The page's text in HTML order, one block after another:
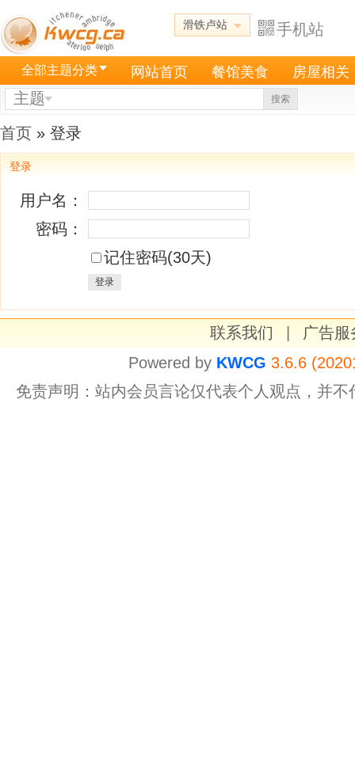
滑铁卢站 手机站
全部主题分类 网站首页 餐馆美食 房屋相关
主题 搜索
首页 » 登录
登录
用户名：
密码：
记住密码(30天)
登录
联系我们
广告服
Powered by KWCG 3.6.6
免责声明：站内会员言论仅代表个人观点，并